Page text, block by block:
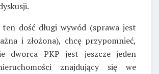
dość długi wywód (sprawa jest
i złożona), chcę przypomnieć,
dworca PKP jest jeszcze jeden
znajdujący się we